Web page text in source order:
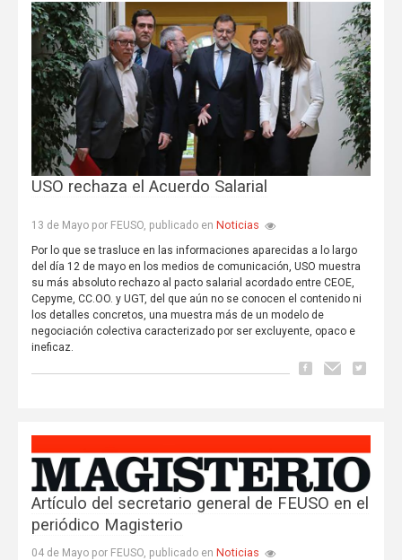
USO rechaza el Acuerdo Salarial
13 de Mayo por FEUSO, publicado en Noticias
Por lo que se trasluce en las informaciones aparecidas a lo largo
del día 12 de mayo en los medios de comunicación, USO muestra
su más absoluto rechazo al pacto salarial acordado entre CEOE,
Cepyme, CC.OO. y UGT, del que aún no se conocen el contenido ni
los detalles concretos, una muestra más de un modelo de
negociación colectiva caracterizado por ser excluyente, opaco e
ineficaz.
Artículo del secretario general de FEUSO en el
periódico Magisterio
04 de Mayo por FEUSO, publicado en Noticias